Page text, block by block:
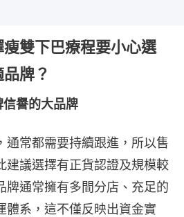
雙下巴療程要小心選
牌？
信譽的大品牌
通常都需要持續跟進，所以售
建議選擇有正貨認證及規模較
牌通常擁有多間分店、充足的
體系，這不僅反映出資金實